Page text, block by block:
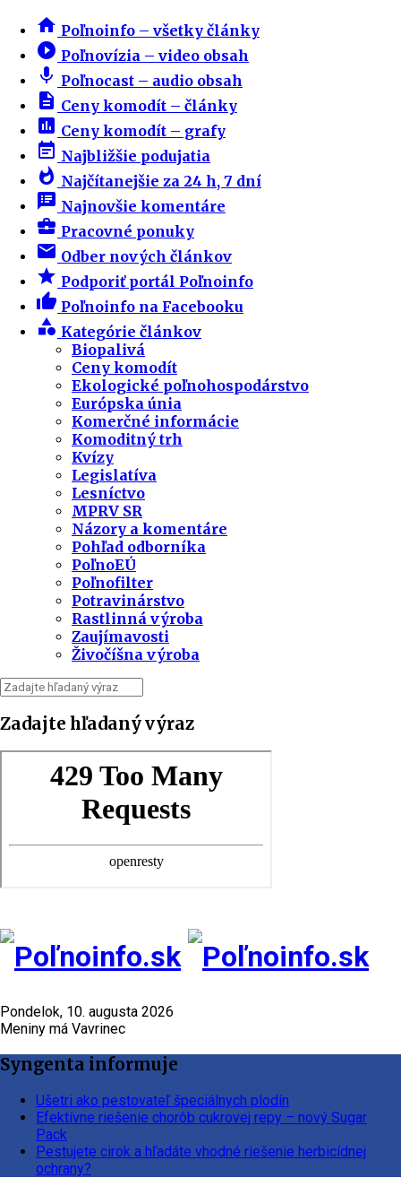
home Poľnoinfo – všetky články
play_circle_filled Poľnovízia – video obsah
mic Poľnocast – audio obsah
description Ceny komodít – články
insert_chart Ceny komodít – grafy
event_note Najbližšie podujatia
whatshot Najčítanejšie za 24 h, 7 dní
speaker_notes Najnovšie komentáre
business_center Pracovné ponuky
email Odber nových článkov
star Podporiť portál Poľnoinfo
thumb_up Poľnoinfo na Facebooku
category Kategórie článkov
Biopalivá
Ceny komodít
Ekologické poľnohospodárstvo
Európska únia
Komerčné informácie
Komoditný trh
Kvízy
Legislatíva
Lesníctvo
MPRV SR
Názory a komentáre
Pohľad odborníka
PoľnoEÚ
Poľnofilter
Potravinárstvo
Rastlinná výroba
Zaujímavosti
Živočíšna výroba
Zadajte hľadaný výraz
Pondelok, 10. augusta 2026
Meniny má Vavrinec
Syngenta informuje
Ušetri ako pestovateľ špeciálnych plodín
Efektívne riešenie chorôb cukrovej repy – nový Sugar
Pack
Pestujete cirok a hľadáte vhodné riešenie herbicídnej
ochrany?